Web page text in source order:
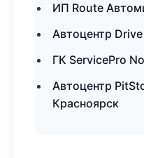
ИП Route
Автоцентр
ГК ServicePro
Автоцентр
Красноярск